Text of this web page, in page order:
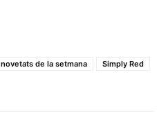
novetats de la setmana
Simply Red